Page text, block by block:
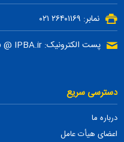
نمابر: ۲۶۴۰۱۱۶۹ ۰۲۱
پست الکترونیک: info @ IPBA.ir
دسترسی سریع
درباره ما
اعضای هیأت عامل